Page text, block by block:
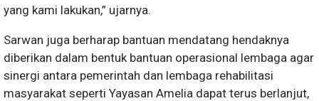
yang kami lakukan,” ujarnya.
Sarwan juga berharap bantuan mendatang hendaknya
diberikan dalam bentuk bantuan operasional lembaga agar
sinergi antara pemerintah dan lembaga rehabilitasi
masyarakat seperti Yayasan Amelia dapat terus berlanjut,